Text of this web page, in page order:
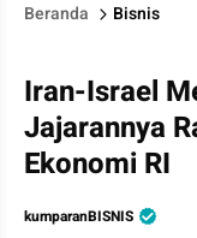
Beranda Bisnis
Iran-Israel
Jajarannya
Ekonomi RI
kumparanBISNIS